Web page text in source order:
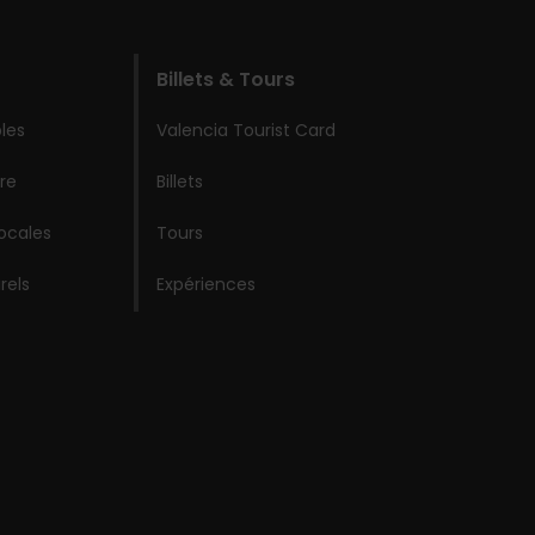
Billets & Tours
Valencia Tourist Card
Billets
Tours
Expériences